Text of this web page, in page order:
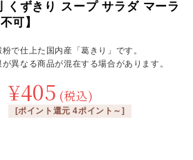
くずきり スープ サラダ マーラ
可】
で仕上た国内産「葛きり」です。
異なる商品が混在する場合があります。
¥405 (税込)
[ポイント還元 4ポイント～]